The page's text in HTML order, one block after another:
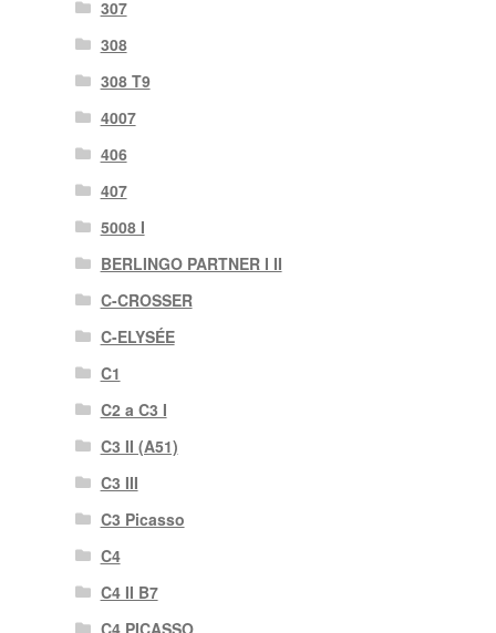
307
308
308 T9
4007
406
407
5008 I
BERLINGO PARTNER I II
C-CROSSER
C-ELYSÉE
C1
C2 a C3 I
C3 II (A51)
C3 III
C3 Picasso
C4
C4 II B7
C4 PICASSO